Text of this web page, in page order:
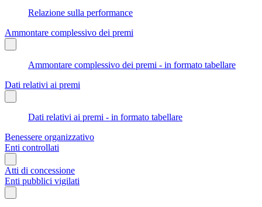
Relazione sulla performance
Ammontare complessivo dei premi
Ammontare complessivo dei premi - in formato tabellare
Dati relativi ai premi
Dati relativi ai premi - in formato tabellare
Benessere organizzativo
Enti controllati
Atti di concessione
Enti pubblici vigilati